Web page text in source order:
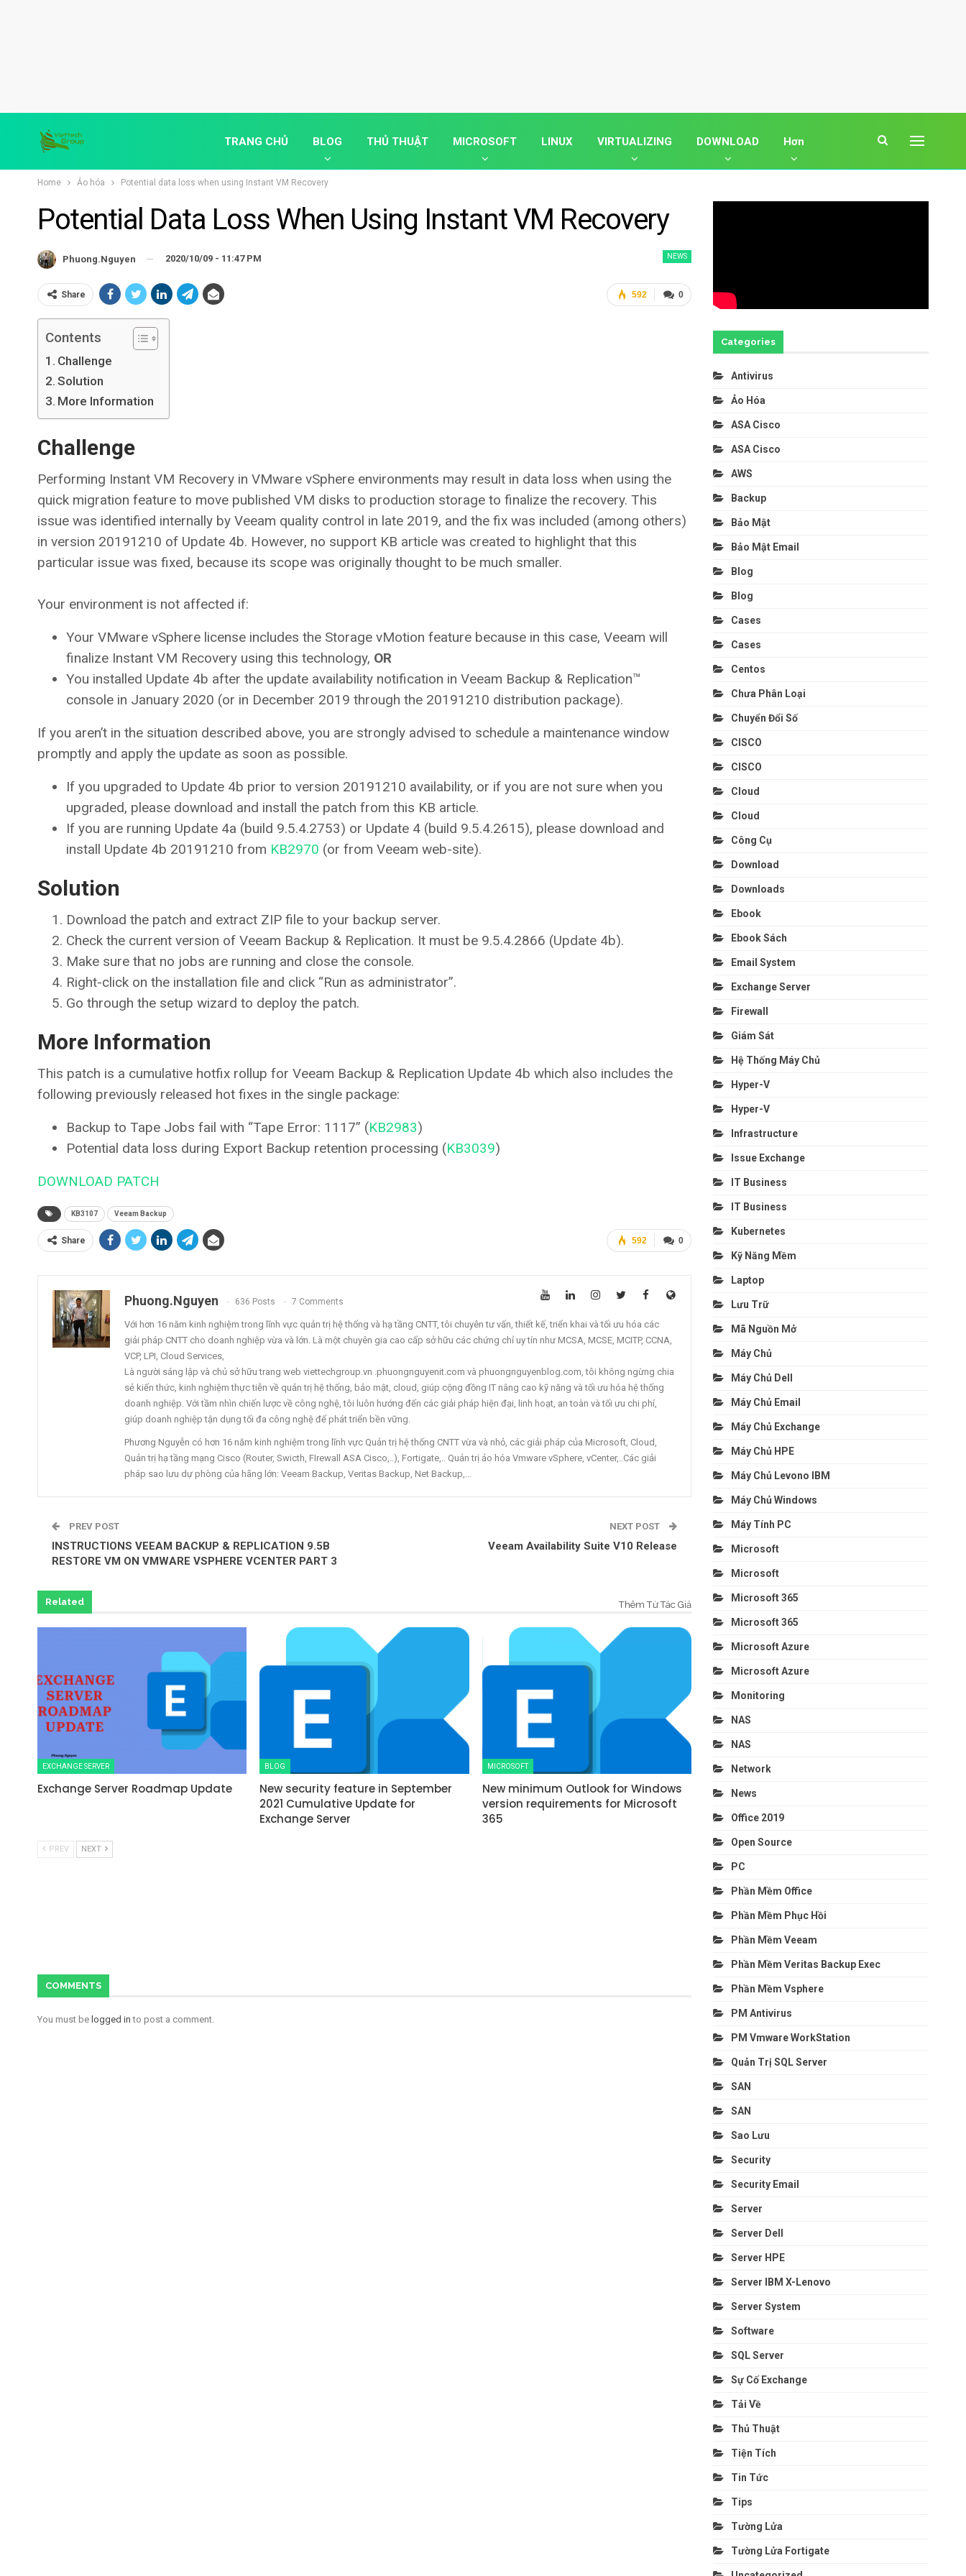
TRANG CHỦ BLOG THỦ THUẬT MICROSOFT LINUX VIRTUALIZING DOWNLOAD Hơn
Home Ảo hóa Potential data loss when using Instant VM Recovery
Potential Data Loss When Using Instant VM Recovery
NEWS
Phuong.nguyen 2020/10/09 - 11:47 PM
0
592
Share
Contents
Challenge
Solution
More Information
Challenge
Performing Instant VM Recovery in VMware vSphere environments may result in data loss when using the
quick migration feature to move published VM disks to production storage to finalize the recovery. This
issue was identified internally by Veeam quality control in late 2019, and the fix was included (among others)
in version 20191210 of Update 4b. However, no support KB article was created to highlight that this
particular issue was fixed, because its scope was originally thought to be much smaller.
Your environment is not affected if:
Your VMware vSphere license includes the Storage vMotion feature because in this case, Veeam will
finalize Instant VM Recovery using this technology, OR
You installed Update 4b after the update availability notification in Veeam Backup & Replication™
console in January 2020 (or in December 2019 through the 20191210 distribution package).
If you aren’t in the situation described above, you are strongly advised to schedule a maintenance window
promptly and apply the update as soon as possible.
If you upgraded to Update 4b prior to version 20191210 availability, or if you are not sure when you
upgraded, please download and install the patch from this KB article.
If you are running Update 4a (build 9.5.4.2753) or Update 4 (build 9.5.4.2615), please download and
install Update 4b 20191210 from KB2970 (or from Veeam web-site).
Solution
Download the patch and extract ZIP file to your backup server.
Check the current version of Veeam Backup & Replication. It must be 9.5.4.2866 (Update 4b).
Make sure that no jobs are running and close the console.
Right-click on the installation file and click “Run as administrator”.
Go through the setup wizard to deploy the patch.
More Information
This patch is a cumulative hotfix rollup for Veeam Backup & Replication Update 4b which also includes the
following previously released hot fixes in the single package:
Backup to Tape Jobs fail with “Tape Error: 1117” (KB2983)
Potential data loss during Export Backup retention processing (KB3039)
DOWNLOAD PATCH
KB3107 Veeam Backup
0
592
Share
Phuong.nguyen 636 Posts 7 Comments
Với hơn 16 năm kinh nghiệm trong lĩnh vực quản trị hệ thống và hạ tầng CNTT, tôi chuyên tư vấn, thiết kế, triển khai và tối ưu hóa các
giải pháp CNTT cho doanh nghiệp vừa và lớn. Là một chuyên gia cao cấp sở hữu các chứng chỉ uy tín như MCSA, MCSE, MCITP, CCNA,
VCP, LPI, Cloud Services,
Là người sáng lập và chủ sở hữu trang web viettechgroup.vn .phuongnguyenit.com và phuongnguyenblog.com, tôi không ngừng chia
sẻ kiến thức, kinh nghiệm thực tiễn về quản trị hệ thống, bảo mật, cloud, giúp cộng đồng IT nâng cao kỹ năng và tối ưu hóa hệ thống
doanh nghiệp. Với tầm nhìn chiến lược về công nghệ, tôi luôn hướng đến các giải pháp hiện đại, linh hoạt, an toàn và tối ưu chi phí,
giúp doanh nghiệp tận dụng tối đa công nghệ để phát triển bền vững.
Phương Nguyễn có hơn 16 năm kinh nghiệm trong lĩnh vực Quản trị hệ thống CNTT vừa và nhỏ, các giải pháp của Microsoft, Cloud,
Quản trị hạ tầng mạng Cisco (Router, Swicth, FIrewall ASA Cisco,..), Fortigate,.. Quản trị ảo hóa Vmware vSphere, vCenter,..Các giải
pháp sao lưu dự phòng của hãng lớn: Veeam Backup, Veritas Backup, Net Backup,…
PREV POST
INSTRUCTIONS VEEAM BACKUP & REPLICATION 9.5B
RESTORE VM ON VMWARE VSPHERE VCENTER PART 3
NEXT POST
Veeam Availability Suite V10 Release
Related Thêm Từ Tác Giả
EXCHANGE SERVER
Exchange Server Roadmap Update
BLOG
New security feature in September
2021 Cumulative Update for
Exchange Server
MICROSOFT
New minimum Outlook for Windows
version requirements for Microsoft
365
PREV NEXT
COMMENTS
You must be logged in to post a comment.
Categories
Antivirus
Ảo Hóa
ASA Cisco
ASA Cisco
AWS
Backup
Bảo Mật
Bảo Mật Email
Blog
Blog
Cases
Cases
Centos
Chưa Phân Loại
Chuyển Đổi Số
CISCO
CISCO
Cloud
Cloud
Công Cụ
Download
Downloads
Ebook
Ebook Sách
Email System
Exchange Server
Firewall
Giám Sát
Hệ Thống Máy Chủ
Hyper-V
Hyper-V
Infrastructure
Issue Exchange
IT Business
IT Business
Kubernetes
Kỹ Năng Mềm
Laptop
Lưu Trữ
Mã Nguồn Mở
Máy Chủ
Máy Chủ Dell
Máy Chủ Email
Máy Chủ Exchange
Máy Chủ HPE
Máy Chủ Levono IBM
Máy Chủ Windows
Máy Tính PC
Microsoft
Microsoft
Microsoft 365
Microsoft 365
Microsoft Azure
Microsoft Azure
Monitoring
NAS
NAS
Network
News
Office 2019
Open Source
PC
Phần Mềm Office
Phần Mềm Phục Hồi
Phần Mềm Veeam
Phần Mềm Veritas Backup Exec
Phần Mềm Vsphere
PM Antivirus
PM Vmware WorkStation
Quản Trị SQL Server
SAN
SAN
Sao Lưu
Security
Security Email
Server
Server Dell
Server HPE
Server IBM X-Lenovo
Server System
Software
SQL Server
Sự Cố Exchange
Tải Về
Thủ Thuật
Tiện Tích
Tin Tức
Tips
Tường Lửa
Tường Lửa Fortigate